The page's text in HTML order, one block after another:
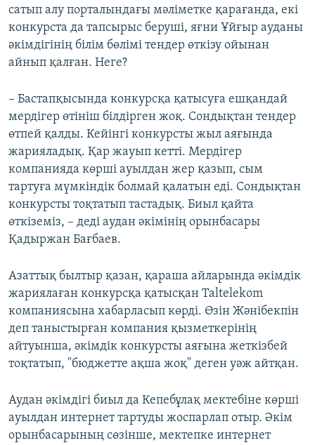
сатып алу порталындағы мәліметке қарағанда, екі
конкурста да тапсырыс беруші, яғни Ұйғыр ауданы
әкімдігінің білім бөлімі тендер өткізу ойынан
айнып қалған. Неге?
– Бастапқысында конкурсқа қатысуға ешқандай
мердігер өтініш білдірген жоқ. Сондықтан тендер
өтпей қалды. Кейінгі конкурсты жыл аяғында
жарияладық. Қар жауып кетті. Мердігер
компанияда көрші ауылдан жер қазып, сым
тартуға мүмкіндік болмай қалатын еді. Сондықтан
конкурсты тоқтатып тастадық. Биыл қайта
өткіземіз, – деді аудан әкімінің орынбасары
Қадыржан Бағбаев.
Азаттық былтыр қазан, қараша айларында әкімдік
жариялаған конкурсқа қатысқан Taltelekom
компаниясына хабарласып көрді. Өзін Жәнібекпін
деп таныстырған компания қызметкерінің
айтуынша, әкімдік конкурсты аяғына жеткізбей
тоқтатып, "бюджетте ақша жоқ" деген уәж айтқан.
Аудан әкімдігі биыл да Кепебұлақ мектебіне көрші
ауылдан интернет тартуды жоспарлап отыр. Әкім
орынбасарының сөзінше, мектепке интернет